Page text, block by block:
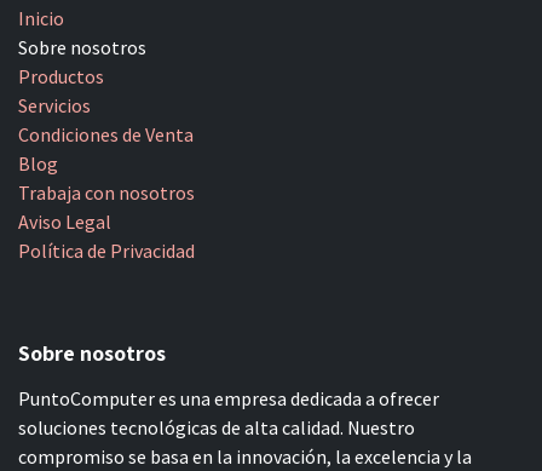
Inicio
Sobre nosotros
Productos
Servicios
Condiciones de Venta
Blog
Trabaja con nosotros
Aviso Legal
Política de Privacidad
Sobre nosotros
PuntoComputer es una empresa dedicada a ofrecer
soluciones tecnológicas de alta calidad. Nuestro
compromiso se basa en la innovación, la excelencia y la